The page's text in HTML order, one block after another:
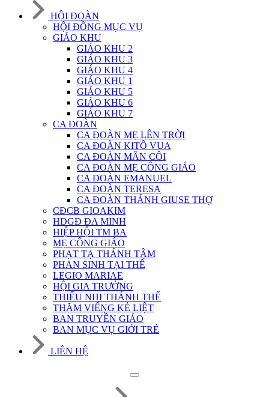
HỘI ĐOÀN
HỘI ĐỒNG MỤC VỤ
GIÁO KHU
GIÁO KHU 2
GIÁO KHU 3
GIÁO KHU 4
GIÁO KHU 1
GIÁO KHU 5
GIÁO KHU 6
GIÁO KHU 7
CA ĐOÀN
CA ĐOÀN MẸ LÊN TRỜI
CA ĐOÀN KITÔ VUA
CA ĐOÀN MÂN CÔI
CA ĐOÀN MẸ CÔNG GIÁO
CA ĐOÀN EMANUEL
CA ĐOÀN TERESA
CA ĐOÀN THÁNH GIUSE THỢ
CĐCB GIOAKIM
HDGĐ ĐA MINH
HIỆP HỘI TM BA
MẸ CÔNG GIÁO
PHẠT TẠ THÁNH TÂM
PHAN SINH TẠI THẾ
LEGIO MARIAE
HỘI GIA TRƯỞNG
THIẾU NHI THÁNH THỂ
THĂM VIẾNG KẺ LIỆT
BAN TRUYỀN GIÁO
BAN MỤC VỤ GIỚI TRẺ
LIÊN HỆ